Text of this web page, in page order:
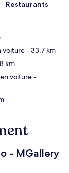
Restaurants
voiture- 33.7 km
km
voiture-
- MGallery